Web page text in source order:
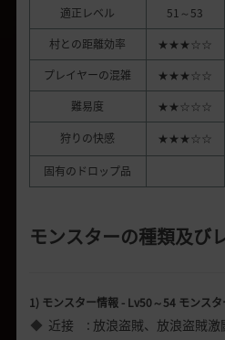
適正レベル
51～53
村との距離効率
★★★☆☆
プレイヤーの混雑
★★★☆☆
難易度
★★☆☆☆
狩りの快感
★★★☆☆
固有のドロップ品
モンスターの種類及び
1) モンスター情報 - Lv50～54 モンスタ
近接 : 放浪盗賊、放浪盗賊激